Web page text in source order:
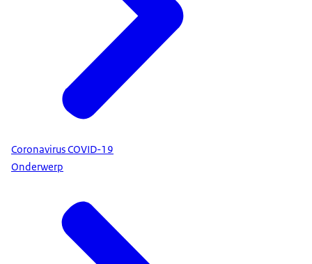
Coronavirus COVID-19
Onderwerp